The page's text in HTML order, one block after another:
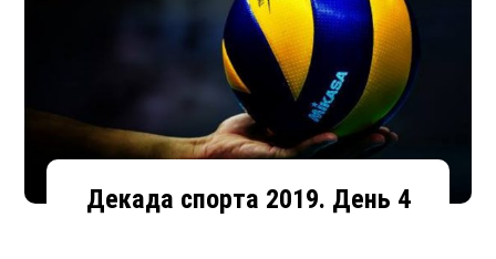
Декада спорта 2019. День 4